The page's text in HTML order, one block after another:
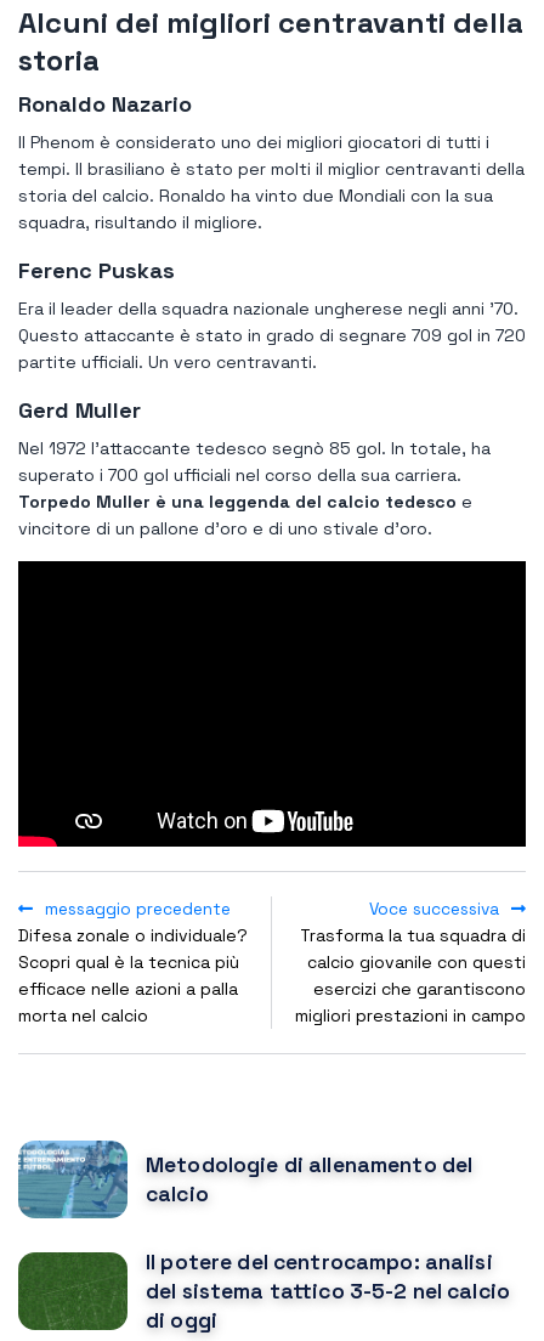
Alcuni dei migliori centravanti della
storia
Ronaldo Nazario
Il Phenom è considerato uno dei migliori giocatori di tutti i
tempi. Il brasiliano è stato per molti il ​​miglior centravanti della
storia del calcio. Ronaldo ha vinto due Mondiali con la sua
squadra, risultando il migliore.
Ferenc Puskas
Era il leader della squadra nazionale ungherese negli anni '70.
Questo attaccante è stato in grado di segnare 709 gol in 720
partite ufficiali. Un vero centravanti.
Gerd Muller
Nel 1972 l'attaccante tedesco segnò 85 gol. In totale, ha
superato i 700 gol ufficiali nel corso della sua carriera.
Torpedo Muller è una leggenda del calcio tedesco e
vincitore di un pallone d'oro e di uno stivale d'oro.
messaggio precedente
Difesa zonale o individuale?
Scopri qual è la tecnica più
efficace nelle azioni a palla
morta nel calcio
Voce successiva
Trasforma la tua squadra di
calcio giovanile con questi
esercizi che garantiscono
migliori prestazioni in campo
Metodologie di allenamento del
calcio
Il potere del centrocampo: analisi
del sistema tattico 3-5-2 nel calcio
di oggi